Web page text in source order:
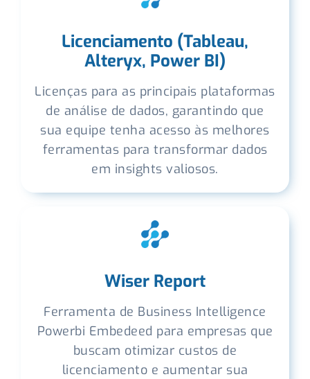
Licenciamento (Tableau,
Alteryx, Power BI)
Licenças para as principais plataformas
de análise de dados, garantindo que
sua equipe tenha acesso às melhores
ferramentas para transformar dados
em insights valiosos.
Wiser Report
Ferramenta de Business Intelligence
Powerbi Embedeed para empresas que
buscam otimizar custos de
licenciamento e aumentar sua